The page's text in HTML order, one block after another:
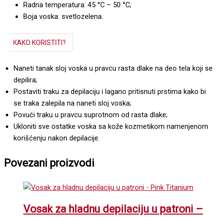
Radna temperatura: 45 °C – 50 °C;
Boja voska: svetlozelena.
KAKO KORISTITI?
Naneti tanak sloj voska u pravcu rasta dlake na deo tela koji se
depilira;
Postaviti traku za depilaciju i lagano pritisnuti prstima kako bi
se traka zalepila na naneti sloj voska;
Povući traku u pravcu suprotnom od rasta dlake;
Ukloniti sve ostatke voska sa kože kozmetikom namenjenom
korišćenju nakon depilacije.
Povezani proizvodi
Vosak za hladnu depilaciju u patroni –